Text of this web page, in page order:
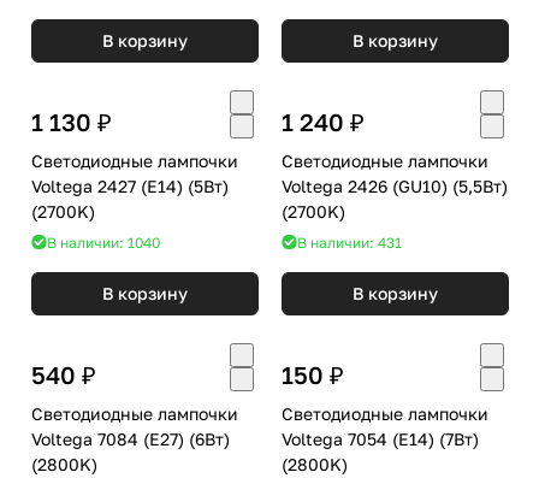
В корзину В корзину
1 130 ₽
Светодиодные лампочки
Voltega 2427 (E14) (5Вт)
(2700K)
В наличии: 1040
В корзину
1 240 ₽
Светодиодные лампочки
Voltega 2426 (GU10) (5,5Вт)
(2700K)
В наличии: 431
В корзину
540 ₽
Светодиодные лампочки
Voltega 7084 (E27) (6Вт)
(2800K)
150 ₽
Светодиодные лампочки
Voltega 7054 (E14) (7Вт)
(2800K)